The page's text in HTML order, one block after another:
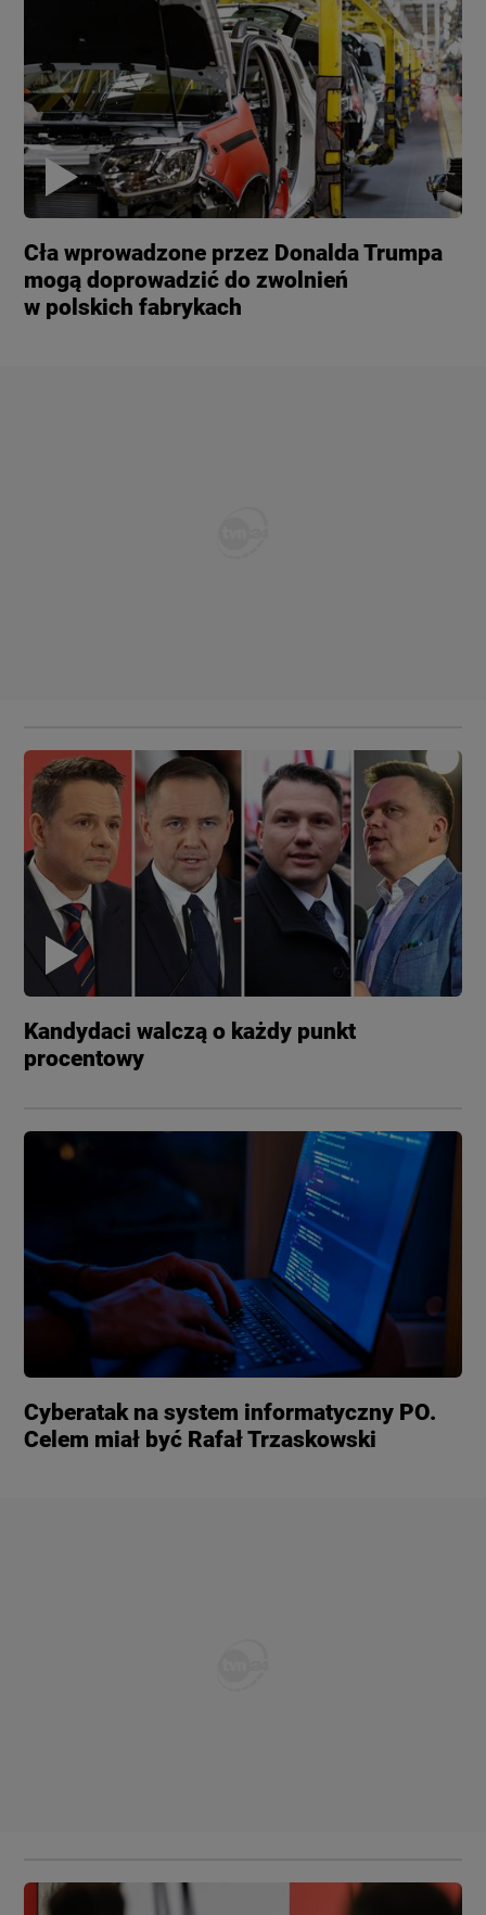
Cła wprowadzone przez Donalda Trumpa
mogą doprowadzić do zwolnień
w polskich fabrykach
Kandydaci walczą o każdy punkt
procentowy
Cyberatak na system informatyczny PO.
Celem miał być Rafał Trzaskowski